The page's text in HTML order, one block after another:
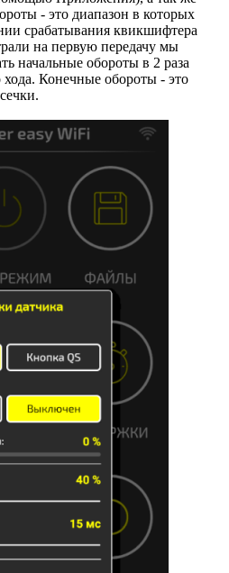
- это диапазон в которых
срабатывания квикшифтера
на первую передачу мы
начальные обороты в 2 раза
Конечные обороты - это